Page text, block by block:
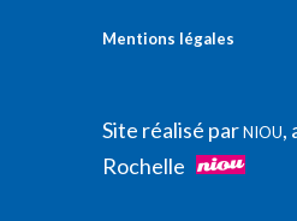
Mentions légales
Site réalisé parNIOU,
Rochelle